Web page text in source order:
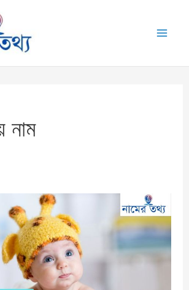
নাম